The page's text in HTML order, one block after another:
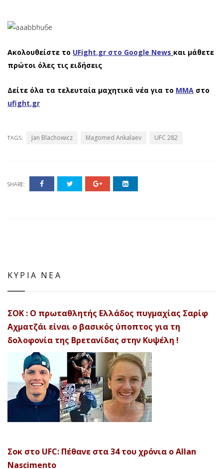
Ακολουθείστε το UFight.gr στο Google News και μάθετε
πρώτοι όλες τις ειδήσεις
Δείτε όλα τα τελευταία μαχητικά νέα για το ΜΜΑ στο
ufight.gr
TAGS: Jan Blachowicz Magomed Ankalaev UFC 282
SHARE:
ΚΥΡΙΑ ΝΕΑ
ΣΟΚ : Ο πρωταθλητής Ελλάδος πυγμαχίας Σαρίφ
Αχματζάι είναι ο βασικός ύποπτος για τη
δολοφονία της Βρετανίδας στην Κυψέλη !
Σοκ στο UFC: Πέθανε στα 34 του χρόνια ο Allan
Nascimento